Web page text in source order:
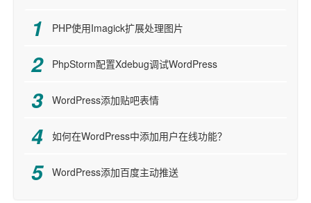
PHP使用Imagick扩展处理图片
PhpStorm配置Xdebug调试WordPress
WordPress添加贴吧表情
如何在WordPress中添加用户在线功能？
WordPress添加百度主动推送